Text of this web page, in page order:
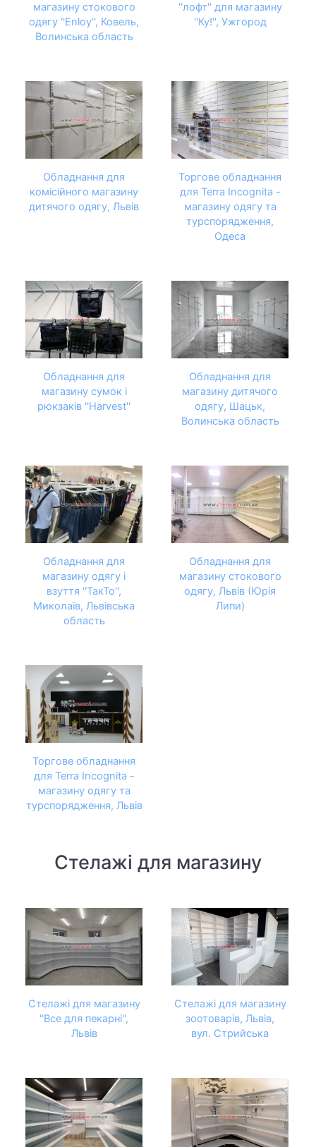
магазину стокового
одягу ''Enloy'', Ковель,
Волинська область
''лофт'' для магазину
''Ку!'', Ужгород
Обладнання для
комісійного магазину
дитячого одягу, Львів
Торгове обладнання
для Terra Incognita -
магазину одягу та
турспорядження,
Одеса
Обладнання для
магазину сумок і
рюкзаків ''Harvest''
Обладнання для
магазину дитячого
одягу, Шацьк,
Волинська область
Обладнання для
магазину одягу і
взуття ''ТакТо'',
Миколаїв, Львівська
область
Обладнання для
магазину стокового
одягу, Львів (Юрія
Липи)
Торгове обладнання
для Terra Incognita -
магазину одягу та
турспорядження, Львів
Стелажі для магазину
Стелажі для магазину
''Все для пекарні'',
Львів
Стелажі для магазину
зоотоварів, Львів,
вул. Стрийська